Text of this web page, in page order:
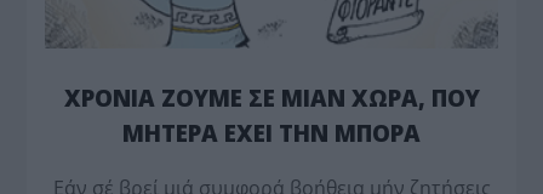
ΧΡΟΝΙΑ ΖΟΥΜΕ ΣΕ ΜΙΑΝ ΧΩΡΑ, ΠΟΥ
ΜΗΤΕΡΑ ΕΧΕΙ ΤΗΝ ΜΠΟΡΑ
Εάν σέ βρεί μιά συμφορά βοήθεια μήν ζητήσεις